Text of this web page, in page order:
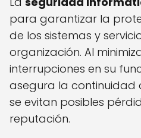
para garantizar la
de los sistemas y
organización. Al
interrupciones en su
asegura la continuidad
se evitan posibles
reputación.